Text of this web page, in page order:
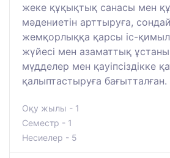
жеке құқықтық санасы мен
мәдениетін арттыруға,
жемқорлыққа қарсы іс-
жүйесі мен азаматтық
мүдделер мен қауіпсіздікке
қалыптастыруға бағытталған.
Оқу жылы - 1
Семестр - 1
Несиелер - 5